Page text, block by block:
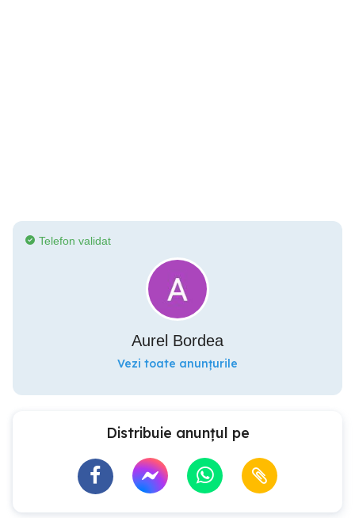
Telefon validat
Aurel Bordea
Vezi toate anunțurile
Distribuie anunțul pe